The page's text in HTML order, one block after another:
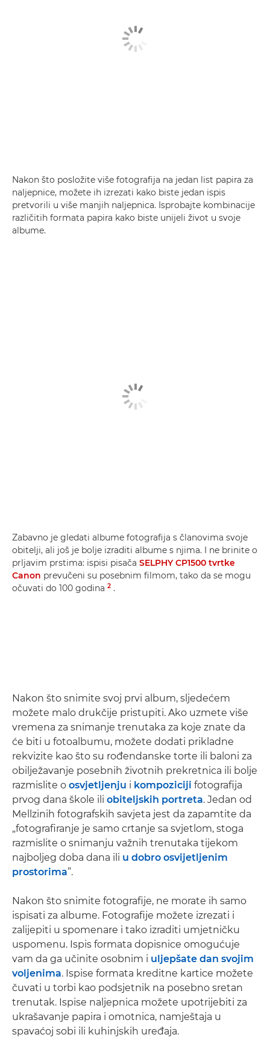
Nakon što posložite više fotografija na jedan list papira za
naljepnice, možete ih izrezati kako biste jedan ispis
pretvorili u više manjih naljepnica. Isprobajte kombinacije
različitih formata papira kako biste unijeli život u svoje
albume.
Zabavno je gledati albume fotografija s članovima svoje
obitelji, ali još je bolje izraditi albume s njima. I ne brinite o
prljavim prstima: ispisi pisača SELPHY CP1500 tvrtke
Canon prevučeni su posebnim filmom, tako da se mogu
očuvati do 100 godina 2 .
Nakon što snimite svoj prvi album, sljedećem
možete malo drukčije pristupiti. Ako uzmete više
vremena za snimanje trenutaka za koje znate da
će biti u fotoalbumu, možete dodati prikladne
rekvizite kao što su rođendanske torte ili baloni za
obilježavanje posebnih životnih prekretnica ili bolje
razmislite o osvjetljenju i kompoziciji fotografija
prvog dana škole ili obiteljskih portreta. Jedan od
Mellzinih fotografskih savjeta jest da zapamtite da
„fotografiranje je samo crtanje sa svjetlom, stoga
razmislite o snimanju važnih trenutaka tijekom
najboljeg doba dana ili u dobro osvijetljenim
prostorima”.
Nakon što snimite fotografije, ne morate ih samo
ispisati za albume. Fotografije možete izrezati i
zalijepiti u spomenare i tako izraditi umjetničku
uspomenu. Ispis formata dopisnice omogućuje
vam da ga učinite osobnim i uljepšate dan svojim
voljenima. Ispise formata kreditne kartice možete
čuvati u torbi kao podsjetnik na posebno sretan
trenutak. Ispise naljepnica možete upotrijebiti za
ukrašavanje papira i omotnica, namještaja u
spavaćoj sobi ili kuhinjskih uređaja.